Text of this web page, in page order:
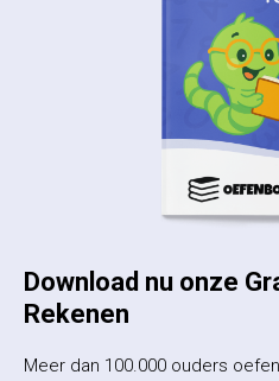
Download nu onze
Rekenen
Meer dan 100.000 ouders